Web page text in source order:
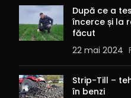
După ce a
încerce și la
făcut
22 mai 2024
Strip-Till –
în benzi